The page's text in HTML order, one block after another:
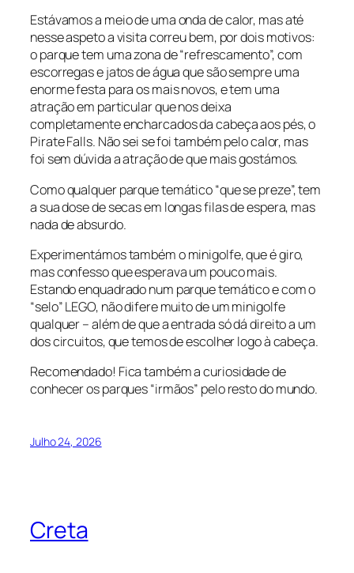
Estávamos a meio de uma onda de calor, mas até
nesse aspeto a visita correu bem, por dois motivos:
o parque tem uma zona de “refrescamento”, com
escorregas e jatos de água que são sempre uma
enorme festa para os mais novos, e tem uma
atração em particular que nos deixa
completamente encharcados da cabeça aos pés, o
Pirate Falls. Não sei se foi também pelo calor, mas
foi sem dúvida a atração de que mais gostámos.
Como qualquer parque temático “que se preze”, tem
a sua dose de secas em longas filas de espera, mas
nada de absurdo.
Experimentámos também o minigolfe, que é giro,
mas confesso que esperava um pouco mais.
Estando enquadrado num parque temático e com o
“selo” LEGO, não difere muito de um minigolfe
qualquer – além de que a entrada só dá direito a um
dos circuitos, que temos de escolher logo à cabeça.
Recomendado! Fica também a curiosidade de
conhecer os parques “irmãos” pelo resto do mundo.
Julho 24, 2026
Creta